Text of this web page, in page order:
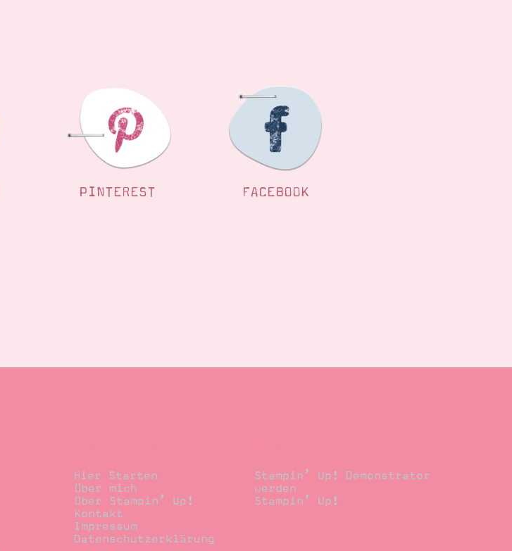
PINTEREST FACEBOOK
Hier Starten
Über mich
Über Stampin’ Up!
Kontakt
Impressum
Datenschutzerklärung
Stampin’ Up! Demonstrator
werden
Stampin’ Up!